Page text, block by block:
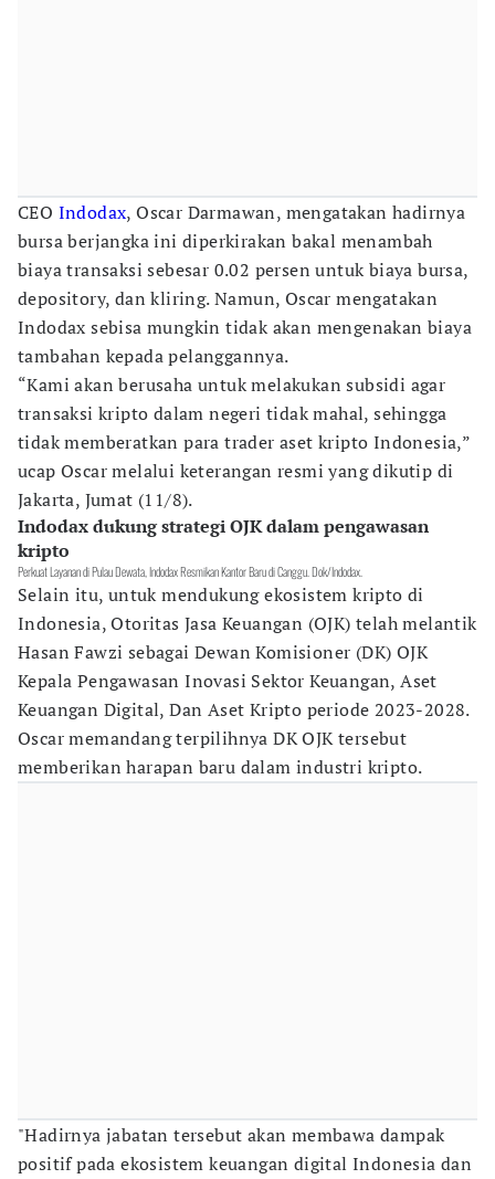
CEO Indodax, Oscar Darmawan, mengatakan hadirnya
bursa berjangka ini diperkirakan bakal menambah
biaya transaksi sebesar 0.02 persen untuk biaya bursa,
depository, dan kliring. Namun, Oscar mengatakan
Indodax sebisa mungkin tidak akan mengenakan biaya
tambahan kepada pelanggannya.
“Kami akan berusaha untuk melakukan subsidi agar
transaksi kripto dalam negeri tidak mahal, sehingga
tidak memberatkan para trader aset kripto Indonesia,”
ucap Oscar melalui keterangan resmi yang dikutip di
Jakarta, Jumat (11/8).
Indodax dukung strategi OJK dalam pengawasan
kripto
Perkuat Layanan di Pulau Dewata, Indodax Resmikan Kantor Baru di Canggu. Dok/Indodax.
Selain itu, untuk mendukung ekosistem kripto di
Indonesia, Otoritas Jasa Keuangan (OJK) telah melantik
Hasan Fawzi sebagai Dewan Komisioner (DK) OJK
Kepala Pengawasan Inovasi Sektor Keuangan, Aset
Keuangan Digital, Dan Aset Kripto periode 2023-2028.
Oscar memandang terpilihnya DK OJK tersebut
memberikan harapan baru dalam industri kripto.
"Hadirnya jabatan tersebut akan membawa dampak
positif pada ekosistem keuangan digital Indonesia dan